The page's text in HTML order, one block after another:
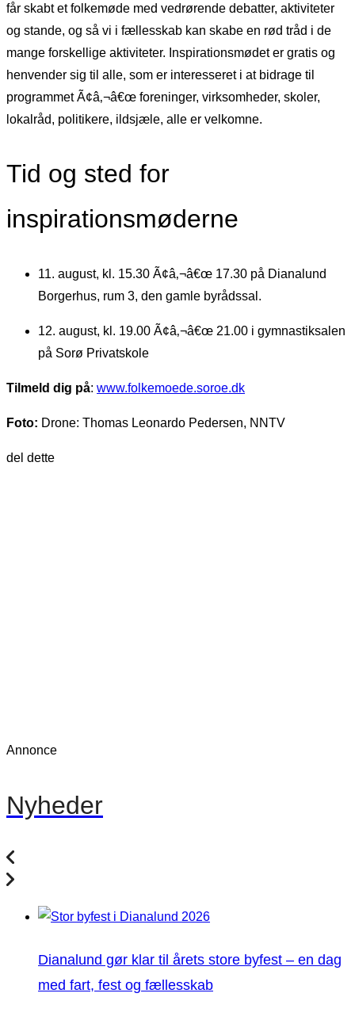
får skabt et folkemøde med vedrørende debatter, aktiviteter
og stande, og så vi i fællesskab kan skabe en rød tråd i de
mange forskellige aktiviteter. Inspirationsmødet er gratis og
henvender sig til alle, som er interesseret i at bidrage til
programmet Ã¢â‚¬â€œ foreninger, virksomheder, skoler,
lokalråd, politikere, ildsjæle, alle er velkomne.
Tid og sted for
inspirationsmøderne
11. august, kl. 15.30 Ã¢â‚¬â€œ 17.30 på Dianalund
Borgerhus, rum 3, den gamle byrådssal.
12. august, kl. 19.00 Ã¢â‚¬â€œ 21.00 i gymnastiksalen
på Sorø Privatskole
Tilmeld dig på: www.folkemoede.soroe.dk
Foto: Drone: Thomas Leonardo Pedersen, NNTV
del dette
Annonce
Nyheder
Dianalund gør klar til årets store byfest – en dag
med fart, fest og fællesskab